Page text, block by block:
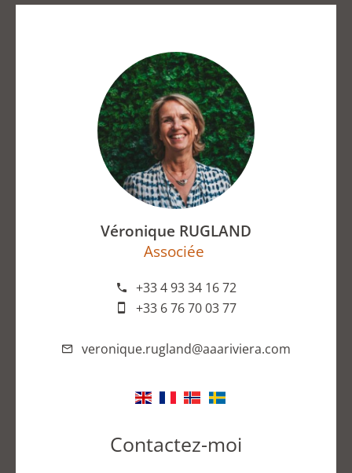
Véronique RUGLAND
Associée
+33 4 93 34 16 72
+33 6 76 70 03 77
veronique.rugland@aaariviera.com
Contactez-moi